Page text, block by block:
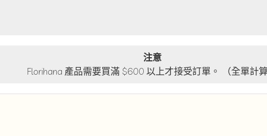
注意
Florihana 產品需要買滿 $600 以上才接受訂單。 （全單計